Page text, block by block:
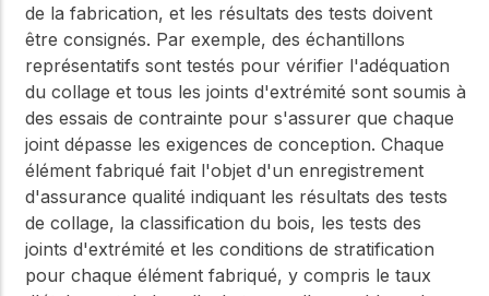
de la fabrication, et les résultats des tests doivent
être consignés. Par exemple, des échantillons
représentatifs sont testés pour vérifier l'adéquation
du collage et tous les joints d'extrémité sont soumis à
des essais de contrainte pour s'assurer que chaque
joint dépasse les exigences de conception. Chaque
élément fabriqué fait l'objet d'un enregistrement
d'assurance qualité indiquant les résultats des tests
de collage, la classification du bois, les tests des
joints d'extrémité et les conditions de stratification
pour chaque élément fabriqué, y compris le taux